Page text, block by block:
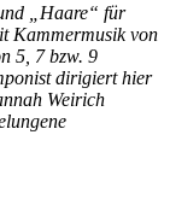
„Haare“ für
Kammermusik von
5, 7 bzw. 9
dirigiert hier
Weirich